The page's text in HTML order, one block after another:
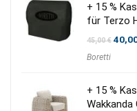
+ 15 %
für Terzo
45,00€
Boretti
+ 15 %
Wakkanda